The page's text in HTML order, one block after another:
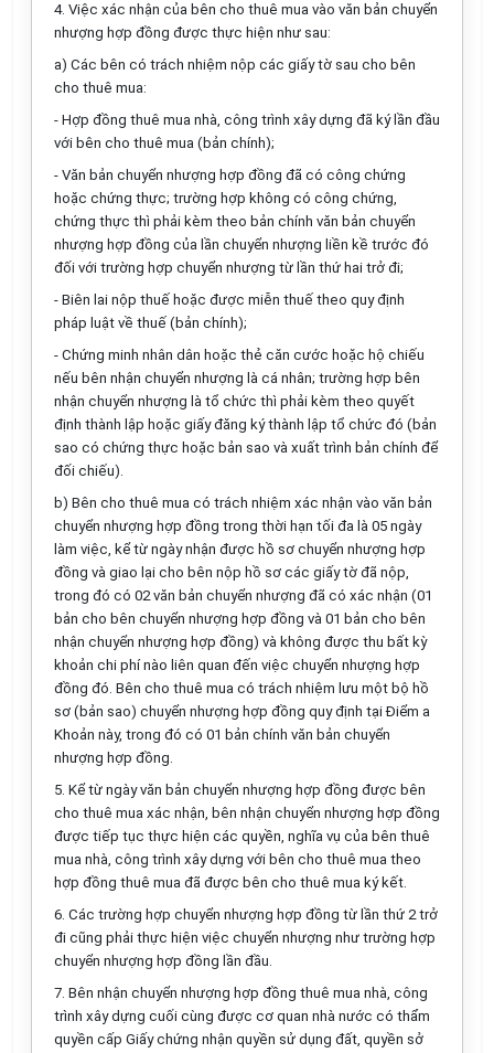
4. Việc xác nhận của bên cho thuê mua vào văn bản chuyển
nhượng hợp đồng được thực hiện như sau:
a) Các bên có trách nhiệm nộp các giấy tờ sau cho bên
cho thuê mua:
- Hợp đồng thuê mua nhà, công trình xây dựng đã ký lần đầu
với bên cho thuê mua (bản chính);
- Văn bản chuyển nhượng hợp đồng đã có công chứng
hoặc chứng thực; trường hợp không có công chứng,
chứng thực thì phải kèm theo bản chính văn bản chuyển
nhượng hợp đồng của lần chuyển nhượng liền kề trước đó
đối với trường hợp chuyển nhượng từ lần thứ hai trở đi;
- Biên lai nộp thuế hoặc được miễn thuế theo quy định
pháp luật về thuế (bản chính);
- Chứng minh nhân dân hoặc thẻ căn cước hoặc hộ chiếu
nếu bên nhận chuyển nhượng là cá nhân; trường hợp bên
nhận chuyển nhượng là tổ chức thì phải kèm theo quyết
định thành lập hoặc giấy đăng ký thành lập tổ chức đó (bản
sao có chứng thực hoặc bản sao và xuất trình bản chính để
đối chiếu).
b) Bên cho thuê mua có trách nhiệm xác nhận vào văn bản
chuyển nhượng hợp đồng trong thời hạn tối đa là 05 ngày
làm việc, kể từ ngày nhận được hồ sơ chuyển nhượng hợp
đồng và giao lại cho bên nộp hồ sơ các giấy tờ đã nộp,
trong đó có 02 văn bản chuyển nhượng đã có xác nhận (01
bản cho bên chuyển nhượng hợp đồng và 01 bản cho bên
nhận chuyển nhượng hợp đồng) và không được thu bất kỳ
khoản chi phí nào liên quan đến việc chuyển nhượng hợp
đồng đó. Bên cho thuê mua có trách nhiệm lưu một bộ hồ
sơ (bản sao) chuyển nhượng hợp đồng quy định tại Điểm a
Khoản này, trong đó có 01 bản chính văn bản chuyển
nhượng hợp đồng.
5. Kể từ ngày văn bản chuyển nhượng hợp đồng được bên
cho thuê mua xác nhận, bên nhận chuyển nhượng hợp đồng
được tiếp tục thực hiện các quyền, nghĩa vụ của bên thuê
mua nhà, công trình xây dựng với bên cho thuê mua theo
hợp đồng thuê mua đã được bên cho thuê mua ký kết.
6. Các trường hợp chuyển nhượng hợp đồng từ lần thứ 2 trở
đi cũng phải thực hiện việc chuyển nhượng như trường hợp
chuyển nhượng hợp đồng lần đầu.
7. Bên nhận chuyển nhượng hợp đồng thuê mua nhà, công
trình xây dựng cuối cùng được cơ quan nhà nước có thẩm
quyền cấp Giấy chứng nhận quyền sử dụng đất, quyền sở